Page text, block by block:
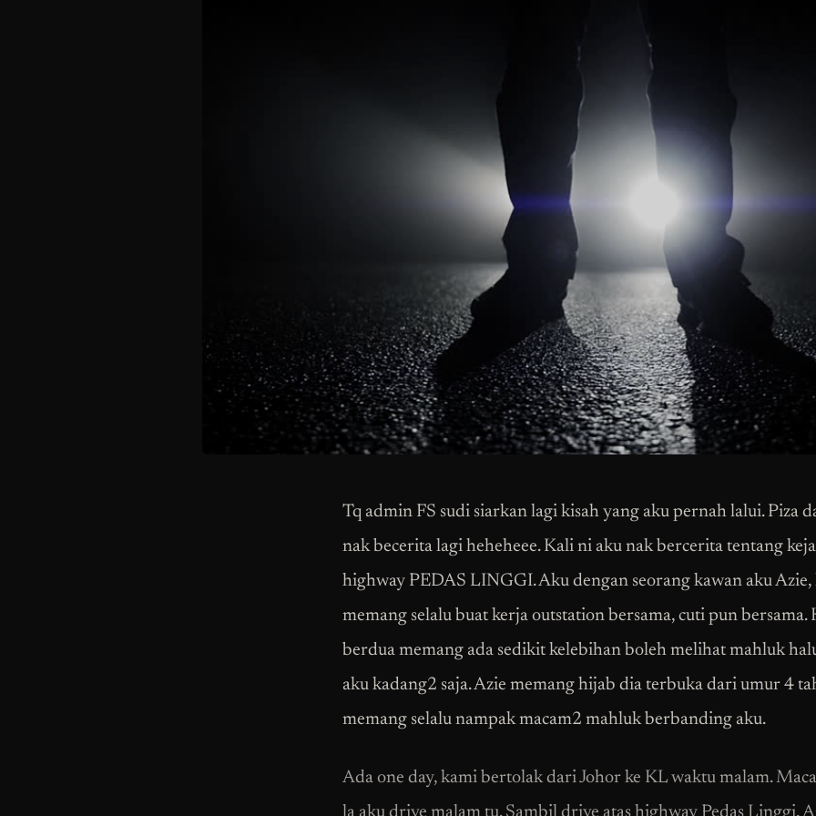
Tq admin FS sudi siarkan lagi kisah yang aku pernah lalui. Piza
nak becerita lagi heheheee. Kali ni aku nak bercerita tentang
highway PEDAS LINGGI. Aku dengan seorang kawan aku Azie,
memang selalu buat kerja outstation bersama, cuti pun bersama.
berdua memang ada sedikit kelebihan boleh melihat mahluk
aku kadang2 saja. Azie memang hijab dia terbuka dari umur 4
memang selalu nampak macam2 mahluk berbanding aku.
Ada one day, kami bertolak dari Johor ke KL waktu malam.